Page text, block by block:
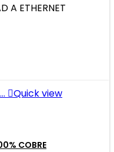
A ETHERNET
Quick view
COBRE